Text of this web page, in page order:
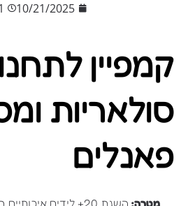
10/21/2025
קמפיין
סולאריות
פאנלים